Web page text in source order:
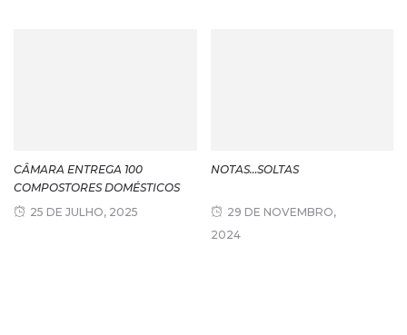
CÂMARA ENTREGA 100
COMPOSTORES DOMÉSTICOS
25 DE JULHO, 2025
NOTAS…SOLTAS
29 DE NOVEMBRO,
2024